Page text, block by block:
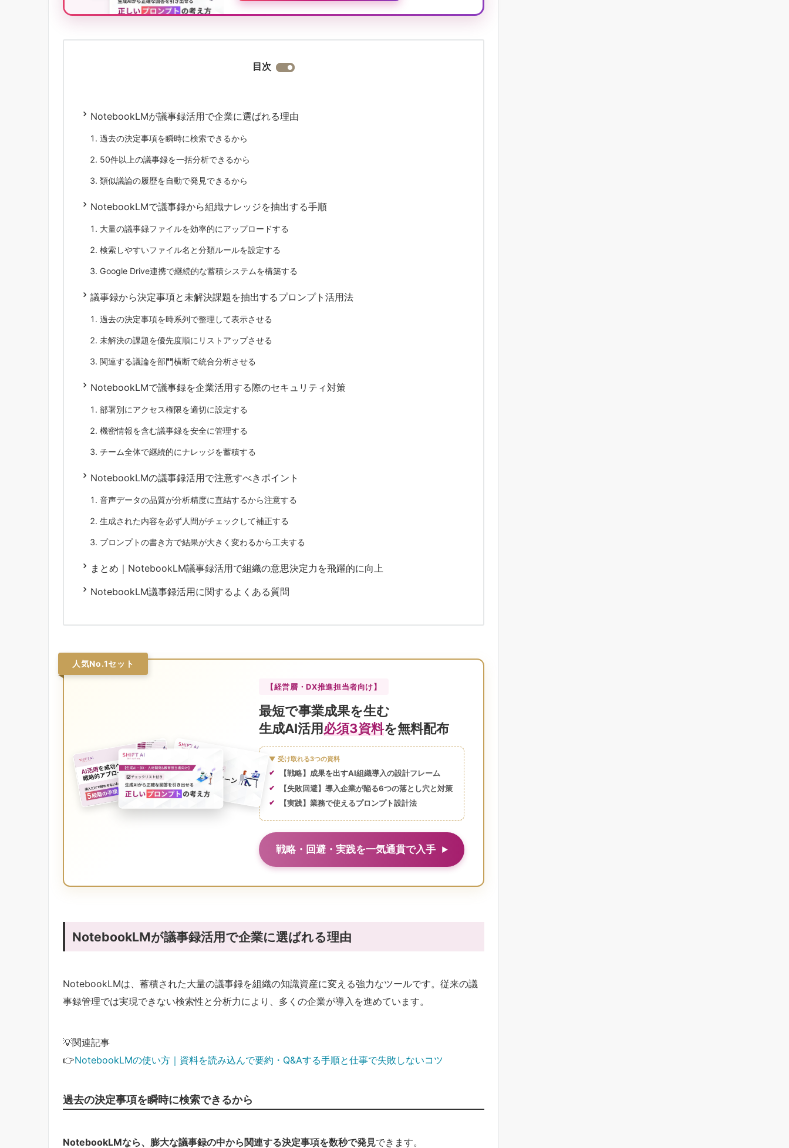
目次
NotebookLMが議事録活用で企業に選ばれる理由
過去の決定事項を瞬時に検索できるから
50件以上の議事録を一括分析できるから
類似議論の履歴を自動で発見できるから
NotebookLMで議事録から組織ナレッジを抽出する手順
大量の議事録ファイルを効率的にアップロードする
検索しやすいファイル名と分類ルールを設定する
Google Drive連携で継続的な蓄積システムを構築する
議事録から決定事項と未解決課題を抽出するプロンプト活用法
過去の決定事項を時系列で整理して表示させる
未解決の課題を優先度順にリストアップさせる
関連する議論を部門横断で統合分析させる
NotebookLMで議事録を企業活用する際のセキュリティ対策
部署別にアクセス権限を適切に設定する
機密情報を含む議事録を安全に管理する
チーム全体で継続的にナレッジを蓄積する
NotebookLMの議事録活用で注意すべきポイント
音声データの品質が分析精度に直結するから注意する
生成された内容を必ず人間がチェックして補正する
プロンプトの書き方で結果が大きく変わるから工夫する
まとめ｜NotebookLM議事録活用で組織の意思決定力を飛躍的に向上
NotebookLM議事録活用に関するよくある質問
人気No.1セット
【経営層・DX推進担当者向け】
最短で事業成果を生む
生成AI活用必須3資料を無料配布
▼ 受け取れる3つの資料
【戦略】成果を出すAI組織導入の設計フレーム
【失敗回避】導入企業が陥る6つの落とし穴と対策
【実践】業務で使えるプロンプト設計法
戦略・回避・実践を一気通貫で入手
NotebookLMが議事録活用で企業に選ばれる理由
NotebookLMは、蓄積された大量の議事録を組織の知識資産に変える強力なツールです。従来の議
事録管理では実現できない検索性と分析力により、多くの企業が導入を進めています。
💡関連記事
👉NotebookLMの使い方｜資料を読み込んで要約・Q&Aする手順と仕事で失敗しないコツ
過去の決定事項を瞬時に検索できるから
NotebookLMなら、膨大な議事録の中から関連する決定事項を数秒で発見できます。